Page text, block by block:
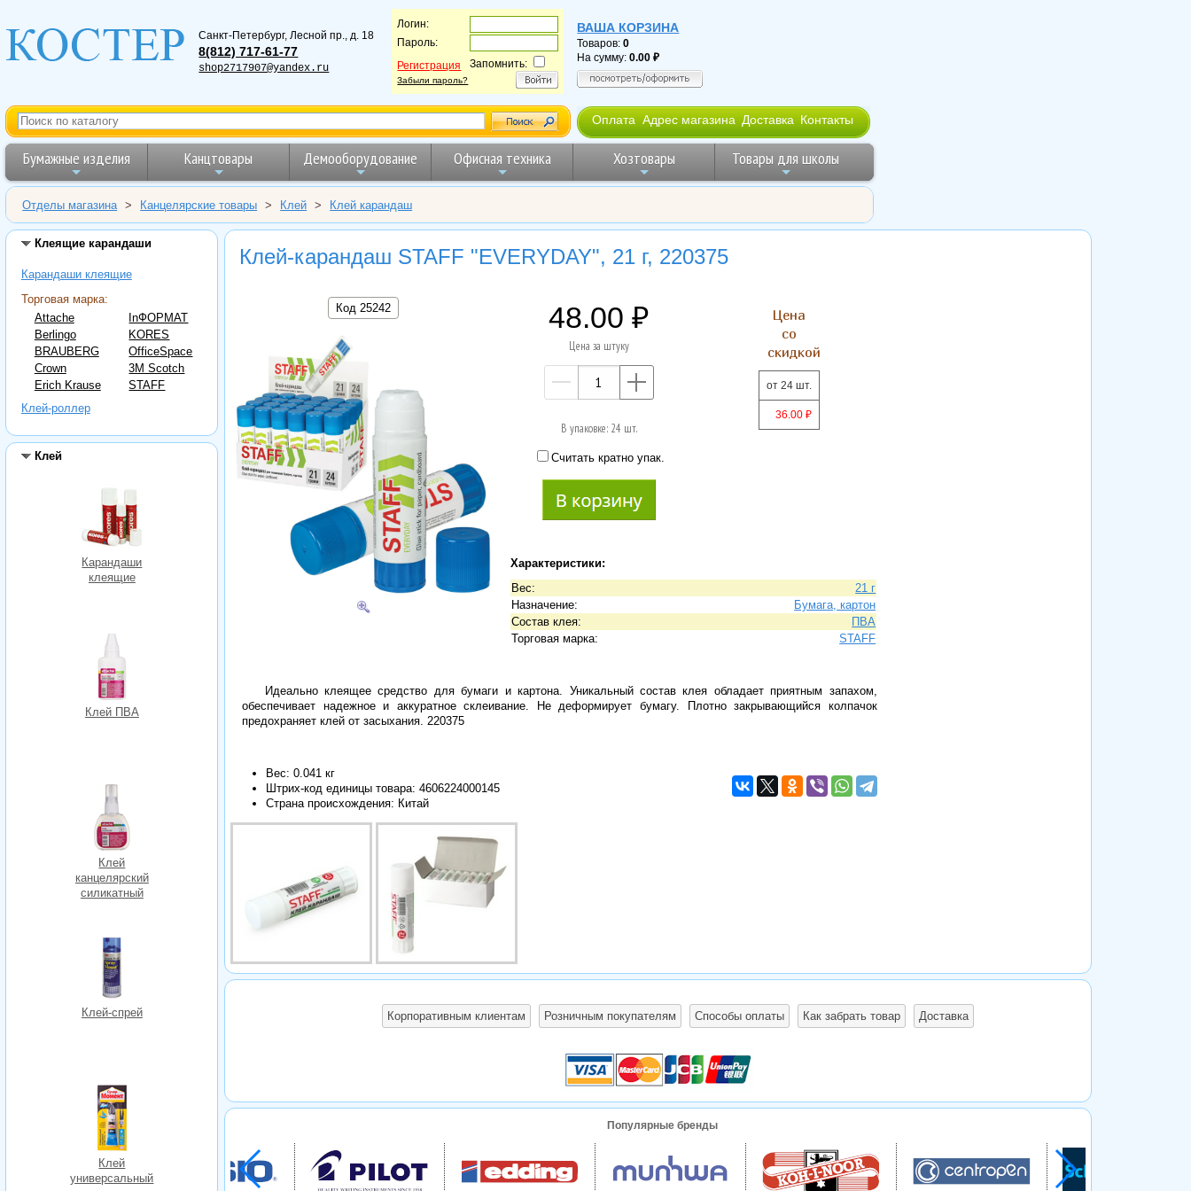
Санкт-Петербург, Лесной пр., д. 18
8(812) 717-61-77
shop2717907@yandex.ru
Логин:
Пароль:
Регистрация
Забыли пароль?
Запомнить:
ВАША КОРЗИНА
Товаров:0
На сумму:0.00
Оплата Адрес магазина Доставка Контакты
Бумажные изделия Канцтовары Демооборудование Офисная техника Хозтовары Товары для школы
Отделы магазина > Канцелярские товары > Клей > Клей карандаш
Клеящие карандаши
Карандаши клеящие
Торговая марка:
Attache
Berlingo
BRAUBERG
Crown
Erich Krause
InФОРМАТ
KORES
OfficeSpace
3M Scotch
STAFF
Клей-роллер
Клей
Карандаши
клеящие
Клей ПВА
Клей
канцелярский
силикатный
Клей-спрей
Клей
универсальный
Клей-карандаш STAFF "EVERYDAY", 21 г, 220375
Код 25242 48.00
Цена за штуку
—
В упаковке: 24 шт.
Считать кратно упак.
Цена
со
скидкой
от 24 шт.
36.00 ₽
Характеристики:
Вес:
21 г
Назначение:
Бумага, картон
Состав клея:
ПВА
Торговая марка:
STAFF
Идеально клеящее средство для бумаги и картона. Уникальный состав клея обладает приятным запахом,
обеспечивает надежное и аккуратное склеивание. Не деформирует бумагу. Плотно закрывающийся колпачок
предохраняет клей от засыхания. 220375
Вес: 0.041 кг
Штрих-код единицы товара:4606224000145
Страна происхождения: Китай
Корпоративным клиентам Розничным покупателям Способы оплаты Как забрать товар Доставка
Популярные бренды